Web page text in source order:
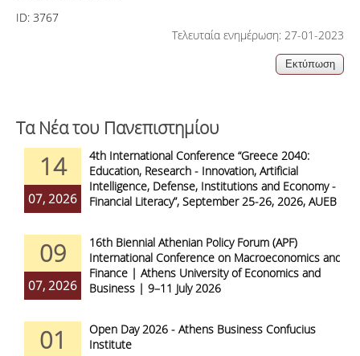
ID: 3767
Τελευταία ενημέρωση: 27-01-2023
Τα Νέα του Πανεπιστημίου
14
07, 2026
4th International Conference “Greece 2040:
Education, Research - Innovation, Artificial
Intelligence, Defense, Institutions and Economy -
Financial Literacy”, September 25-26, 2026, AUEB
09
07, 2026
16th Biennial Athenian Policy Forum (APF)
International Conference on Macroeconomics and
Finance | Athens University of Economics and
Business | 9–11 July 2026
01
Open Day 2026 - Athens Business Confucius
Institute